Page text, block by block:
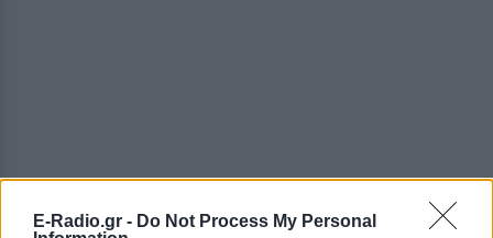
E-Radio.gr - Do Not Process My Personal